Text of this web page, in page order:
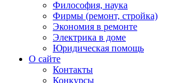
Философия, наука
Фирмы (ремонт, стройка)
Экономия в ремонте
Электрика в доме
Юридическая помощь
О сайте
Контакты
Конкурсы